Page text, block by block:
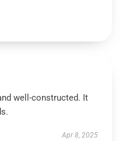
well-constructed. It
Apr 8, 2025